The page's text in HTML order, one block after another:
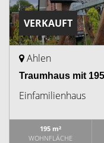
VERKAUFT
Ahlen
Traumhaus mit
Einfamilienhaus
195 m²
WOHNFLÄCHE